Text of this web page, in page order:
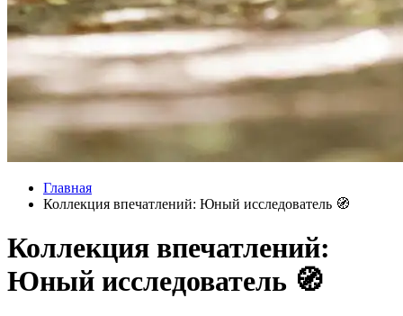
Главная
Коллекция впечатлений: Юный исследователь 🧭
Коллекция впечатлений:
Юный исследователь 🧭